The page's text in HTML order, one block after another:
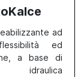
ad
ed
a base di
idraulica